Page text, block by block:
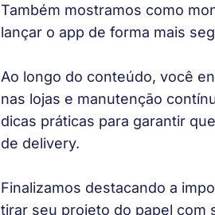
Também mostramos como
lançar o app de forma mais
Ao longo do conteúdo, você
nas lojas e manutenção
dicas práticas para garantir
de delivery.
Finalizamos destacando a
tirar seu projeto do papel com